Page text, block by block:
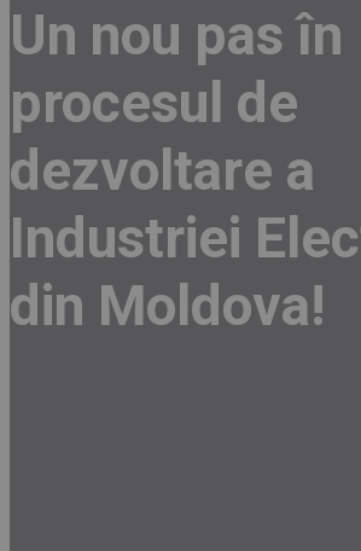
Un nou pas în
procesul de
dezvoltare a
Industriei
din Moldova!